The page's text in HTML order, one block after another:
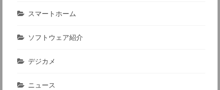
スマートホーム
ソフトウェア紹介
デジカメ
ニュース